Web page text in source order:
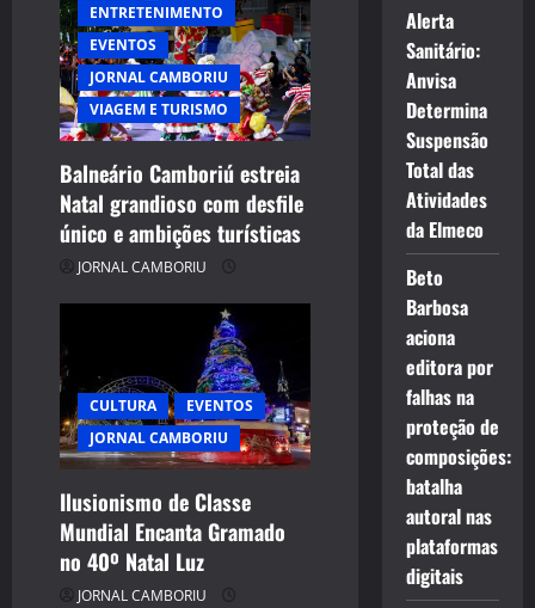
ENTRETENIMENTO
EVENTOS
JORNAL CAMBORIU
VIAGEM E TURISMO
Balneário Camboriú estreia
Natal grandioso com desfile
único e ambições turísticas
JORNAL CAMBORIU
CULTURA
EVENTOS
JORNAL CAMBORIU
Ilusionismo de Classe
Mundial Encanta Gramado
no 40º Natal Luz
JORNAL CAMBORIU
Alerta
Sanitário:
Anvisa
Determina
Suspensão
Total das
Atividades
da Elmeco
Beto
Barbosa
aciona
editora por
falhas na
proteção de
composições:
batalha
autoral nas
plataformas
digitais